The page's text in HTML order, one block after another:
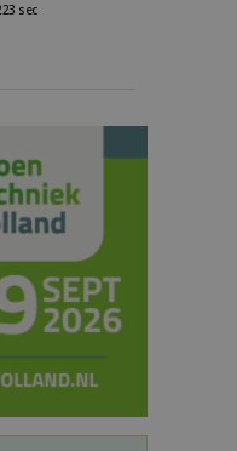
sec